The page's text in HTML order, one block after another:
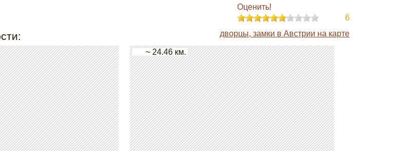
Оценить!
6
дворцы, замки в Австрии на карте
~ 24.46 км.